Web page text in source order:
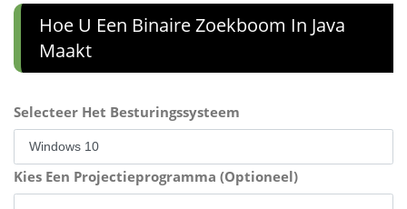
Hoe U Een Binaire Zoekboom In Java
Maakt
Selecteer Het Besturingssysteem
Kies Een Projectieprogramma (Optioneel)